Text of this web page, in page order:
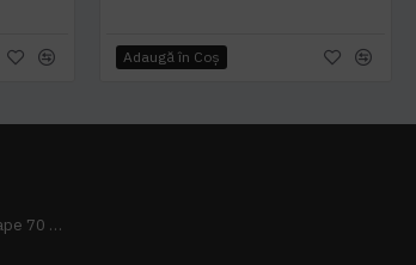
Adaugă în Coş
Pachet 10 prosoape 70 x 140cm 9 + 1 gratuit